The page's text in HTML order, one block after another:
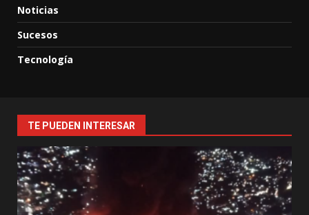
Noticias
Sucesos
Tecnología
TE PUEDEN INTERESAR